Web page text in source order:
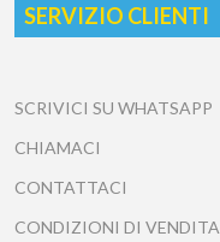
SERVIZIO CLIENTI
SCRIVICI SU WHATSAPP
CHIAMACI
CONTATTACI
CONDIZIONI DI VENDITA